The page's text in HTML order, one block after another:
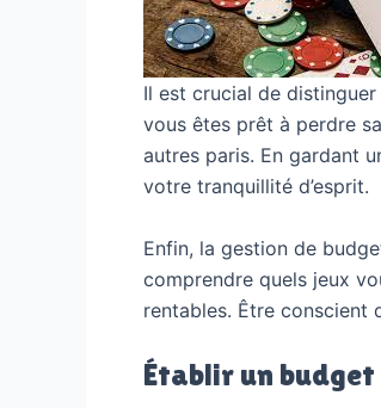
Il est crucial de
vous êtes prêt à perdre
autres paris. En gardant
votre tranquillité d’esprit.
Enfin, la gestion de
comprendre quels jeux
rentables. Être conscient
Établir un